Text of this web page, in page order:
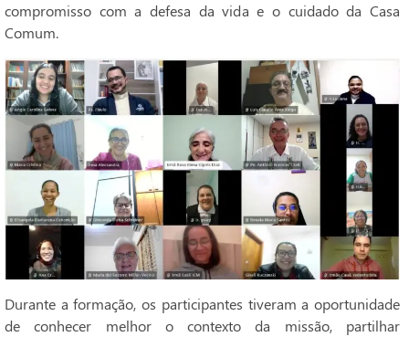
compromisso com a defesa da vida e o cuidado da Casa
Comum.
Durante a formação, os participantes tiveram a oportunidade
de conhecer melhor o contexto da missão, partilhar